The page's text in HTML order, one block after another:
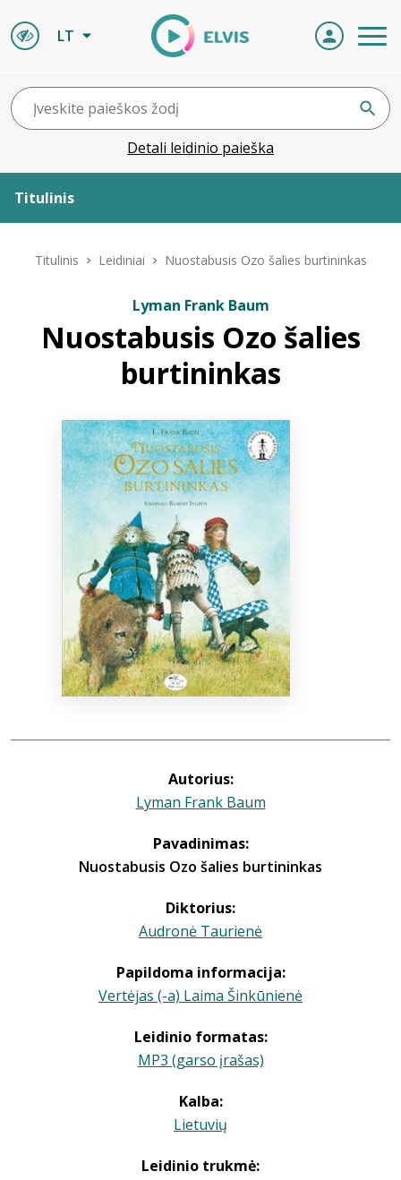
LT
Detali leidinio paieška
Titulinis
ELVIS atvyksta
Bibliotekoms
+370 667 80 541
Titulinis Leidiniai Nuostabusis Ozo šalies burtininkas
Lyman Frank Baum
Nuostabusis Ozo šalies
burtininkas
Autorius:
Lyman Frank Baum
Pavadinimas:
Nuostabusis Ozo šalies burtininkas
Diktorius:
Audronė Taurienė
Papildoma informacija:
Vertėjas (-a) Laima Šinkūnienė
Leidinio formatas:
MP3 (garso įrašas)
Kalba:
Lietuvių
Leidinio trukmė: